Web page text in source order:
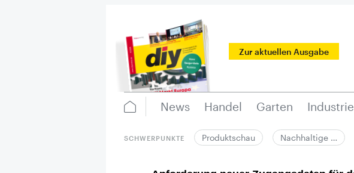
Zur aktuellen Ausgabe
News Handel Garten Industrie
SCHWERPUNKTE Produktschau Nachhaltige …